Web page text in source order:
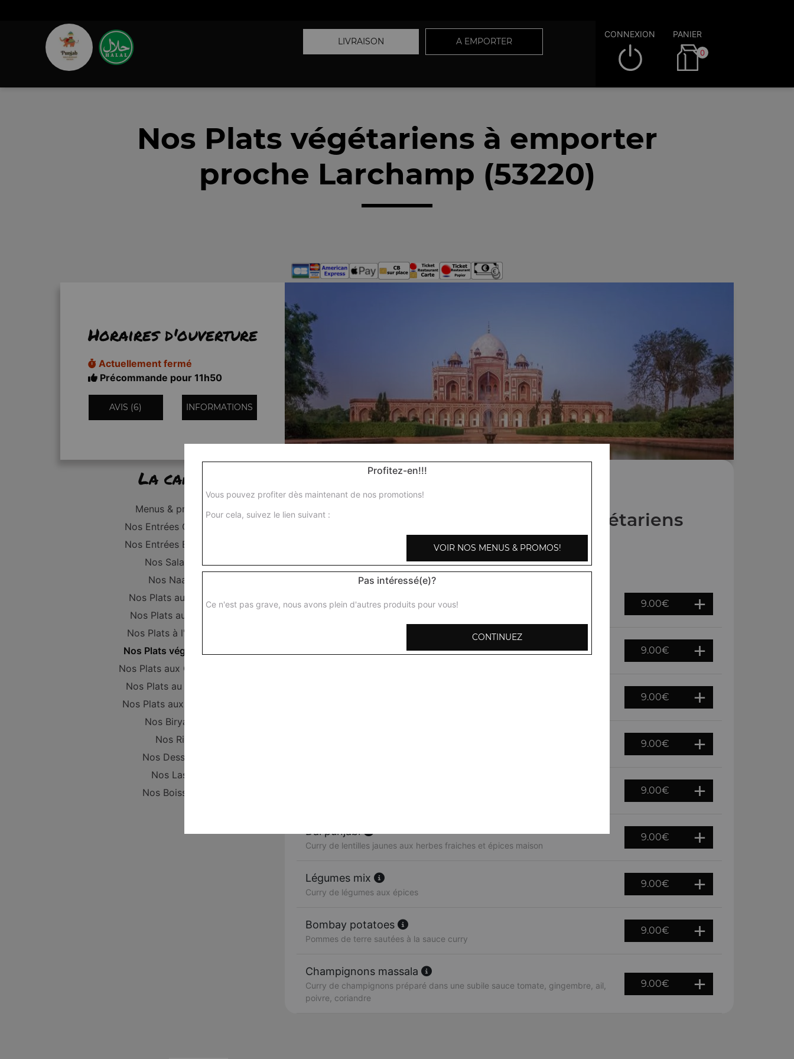
LIVRAISON A EMPORTER
CONNEXION PANIER
0
Nos Plats végétariens à emporter
proche Larchamp (53220)
Horaires d'ouverture
Actuellement fermé
Précommande pour 11h50
AVIS (6) INFORMATIONS
La carte
Menus & promos
Nos Entrées Grillades
Nos Entrées Beignets
Nos Salades
Nos Naans
Nos Plats au Poulet
Nos Plats au Boeuf
Nos Plats à l'Agneau
Nos Plats végétariens
Nos Plats aux Crevettes
Nos Plats au Poisson
Nos Plats aux Gambas
Nos Biryanis
Nos Riz
Nos Desserts
Nos Lassi
Nos Boissons
Nos Plats végétariens
Légumes préparés avec des amandes, noix de cajou, crème fraiche, épices
9.00€
9.00€
9.00€
9.00€
9.00€
Dal punjabi
Curry de lentilles jaunes aux herbes fraiches et épices maison
9.00€
Légumes mix
Curry de légumes aux épices
9.00€
Bombay potatoes
Pommes de terre sautées à la sauce curry
9.00€
Champignons massala
Curry de champignons préparé dans une subile sauce tomate, gingembre, ail,
poivre, coriandre
9.00€
Profitez-en!!!
Vous pouvez profiter dès maintenant de nos promotions!
Pour cela, suivez le lien suivant :
VOIR NOS MENUS & PROMOS!
Pas intéressé(e)?
Ce n'est pas grave, nous avons plein d'autres produits pour vous!
CONTINUEZ